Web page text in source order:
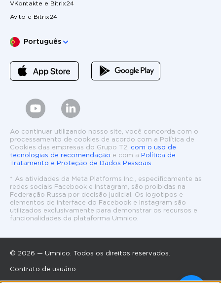
VKontakte e Bitrix24
Avito e Bitrix24
Escolha o seu idioma
Português
Ao continuar utilizando nosso site, você concorda com o
processamento de cookies de acordo com a Política de
Cookies das empresas do Grupo T2, com o uso de
tecnologias de recomendação e com a
Política de
Tratamento e Proteção de Dados Pessoais
* As atividades da Meta Platforms Inc., especificamente as
redes sociais Facebook e Instagram, são proibidas na
Federação Russa por decisão judicial. Os logotipos e
elementos de interface do Facebook e Instagram são
utilizados exclusivamente para demonstrar os recursos e
funcionalidades da plataforma Umnico.
© 2026 — Umnico. Todos os direitos reservados.
Contrato de usuário